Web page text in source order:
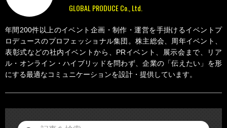
GLOBAL PRODUCE Co., Ltd.
年間200件以上のイベント企画・制作・運営を手掛けるイベントプ
ロデュースのプロフェッショナル集団。株主総会、周年イベント、
表彰式などの社内イベントから、PRイベント、展示会まで、リア
ル・オンライン・ハイブリッドを問わず、企業の「伝えたい」を形
にする最適なコミュニケーションを設計・提供しています。